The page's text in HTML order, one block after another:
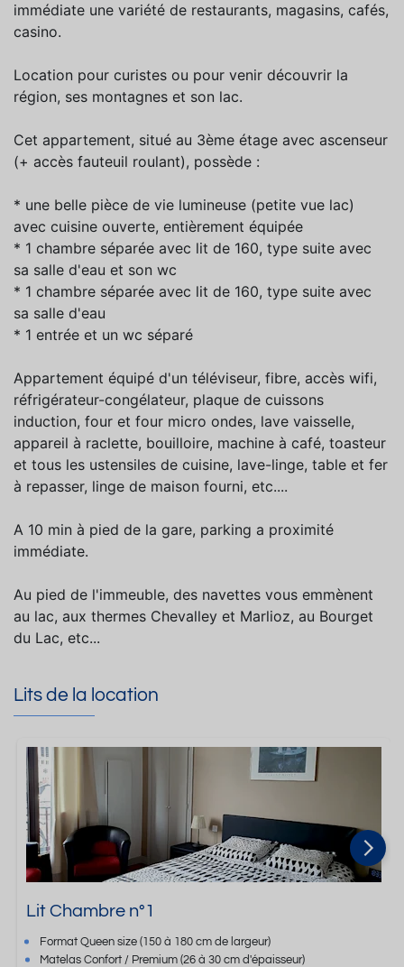
immédiate une variété de restaurants, magasins, cafés,
casino.
Location pour curistes ou pour venir découvrir la
région, ses montagnes et son lac.
Cet appartement, situé au 3ème étage avec ascenseur
(+ accès fauteuil roulant), possède :
* une belle pièce de vie lumineuse (petite vue lac)
avec cuisine ouverte, entièrement équipée
* 1 chambre séparée avec lit de 160, type suite avec
sa salle d'eau et son wc
* 1 chambre séparée avec lit de 160, type suite avec
sa salle d'eau
* 1 entrée et un wc séparé
Appartement équipé d'un téléviseur, fibre, accès wifi,
réfrigérateur-congélateur, plaque de cuissons
induction, four et four micro ondes, lave vaisselle,
appareil à raclette, bouilloire, machine à café, toasteur
et tous les ustensiles de cuisine, lave-linge, table et fer
à repasser, linge de maison fourni, etc....
A 10 min à pied de la gare, parking a proximité
immédiate.
Au pied de l'immeuble, des navettes vous emmènent
au lac, aux thermes Chevalley et Marlioz, au Bourget
du Lac, etc...
Lits de la location
Lit Chambre n°1
FormatQueen size (150 à 180 cm de largeur)
Matelas Confort / Premium(26 à 30 cm d'épaisseur)